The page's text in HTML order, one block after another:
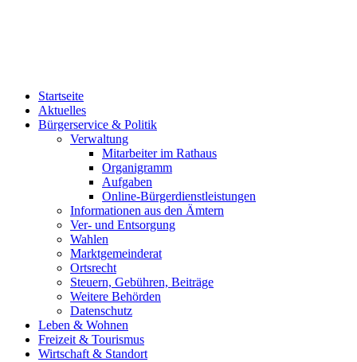
Startseite
Aktuelles
Bürgerservice & Politik
Verwaltung
Mitarbeiter im Rathaus
Organigramm
Aufgaben
Online-Bürgerdienstleistungen
Informationen aus den Ämtern
Ver- und Entsorgung
Wahlen
Marktgemeinderat
Ortsrecht
Steuern, Gebühren, Beiträge
Weitere Behörden
Datenschutz
Leben & Wohnen
Freizeit & Tourismus
Wirtschaft & Standort